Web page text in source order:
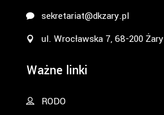
sekretariat@dkzary.pl
ul. Wrocławska 7, 68-200 Żary
Ważne linki
RODO